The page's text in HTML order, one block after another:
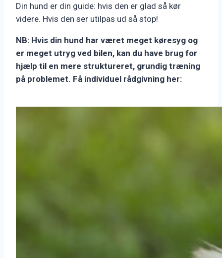
Din hund er din guide: hvis den er glad så kør
videre. Hvis den ser utilpas ud så stop!
NB: Hvis din hund har været meget køresyg og
er meget utryg ved bilen, kan du have brug for
hjælp til en mere struktureret, grundig træning
på problemet. Få individuel rådgivning her: